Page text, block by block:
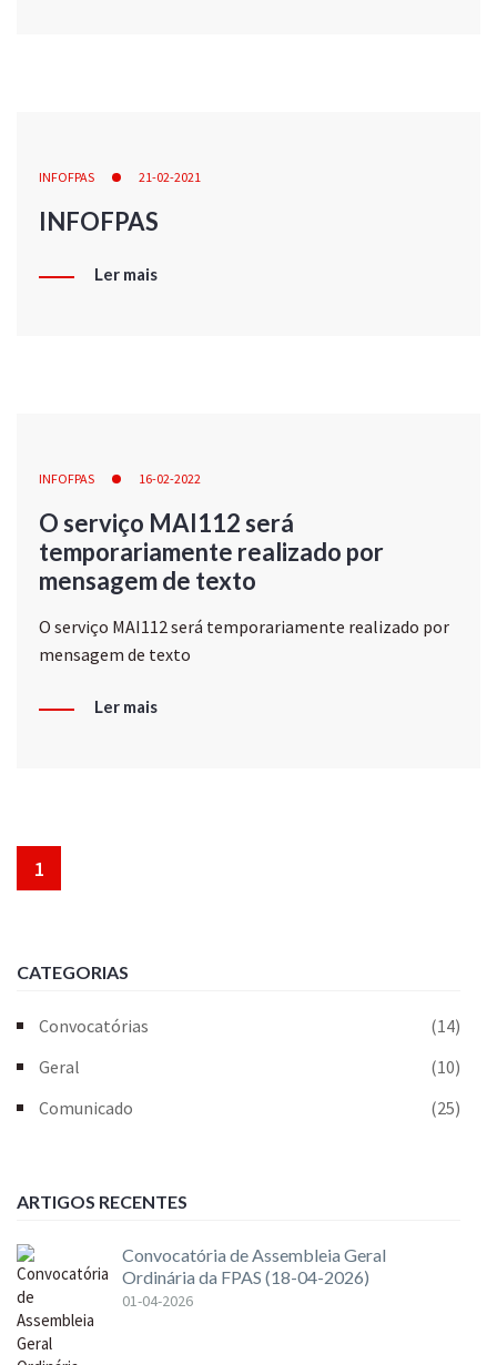
INFOFPAS 21-02-2021
INFOFPAS
Ler mais
INFOFPAS 16-02-2022
O serviço MAI112 será
temporariamente realizado por
mensagem de texto
O serviço MAI112 será temporariamente realizado por
mensagem de texto
Ler mais
1
CATEGORIAS
Convocatórias
(14)
Geral
(10)
Comunicado
(25)
ARTIGOS RECENTES
Convocatória de Assembleia Geral
Ordinária da FPAS (18-04-2026)
01-04-2026